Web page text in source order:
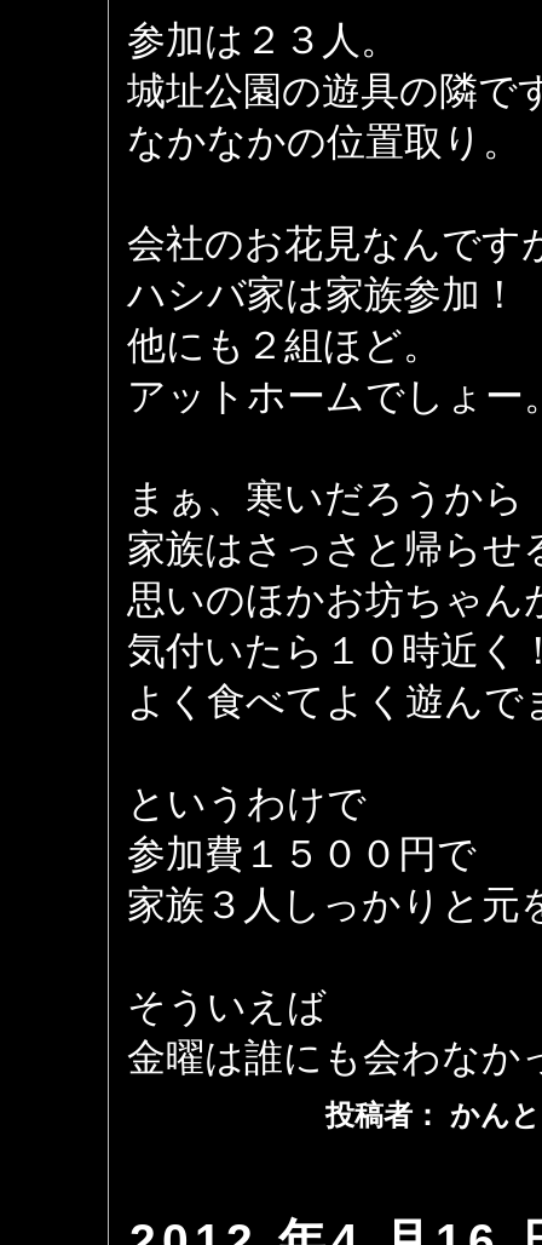
参加は２３人。
城址公園の遊具の隣で
なかなかの位置取り。
会社のお花見なんです
ハシバ家は家族参加！
他にも２組ほど。
アットホームでしょー
まぁ、寒いだろうから
家族はさっさと帰ら
思いのほかお坊ちゃん
気付いたら１０時近く
よく食べてよく遊んで
というわけで
参加費１５００円で
家族３人しっかりと元
そういえば
金曜は誰にも会わなか
投稿者： かん